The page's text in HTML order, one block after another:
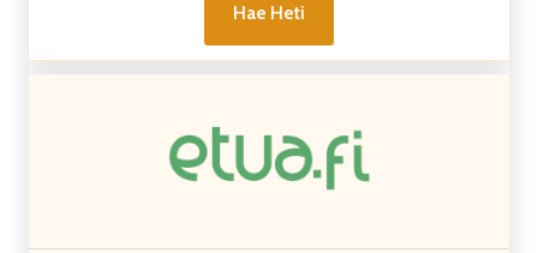
Hae Heti